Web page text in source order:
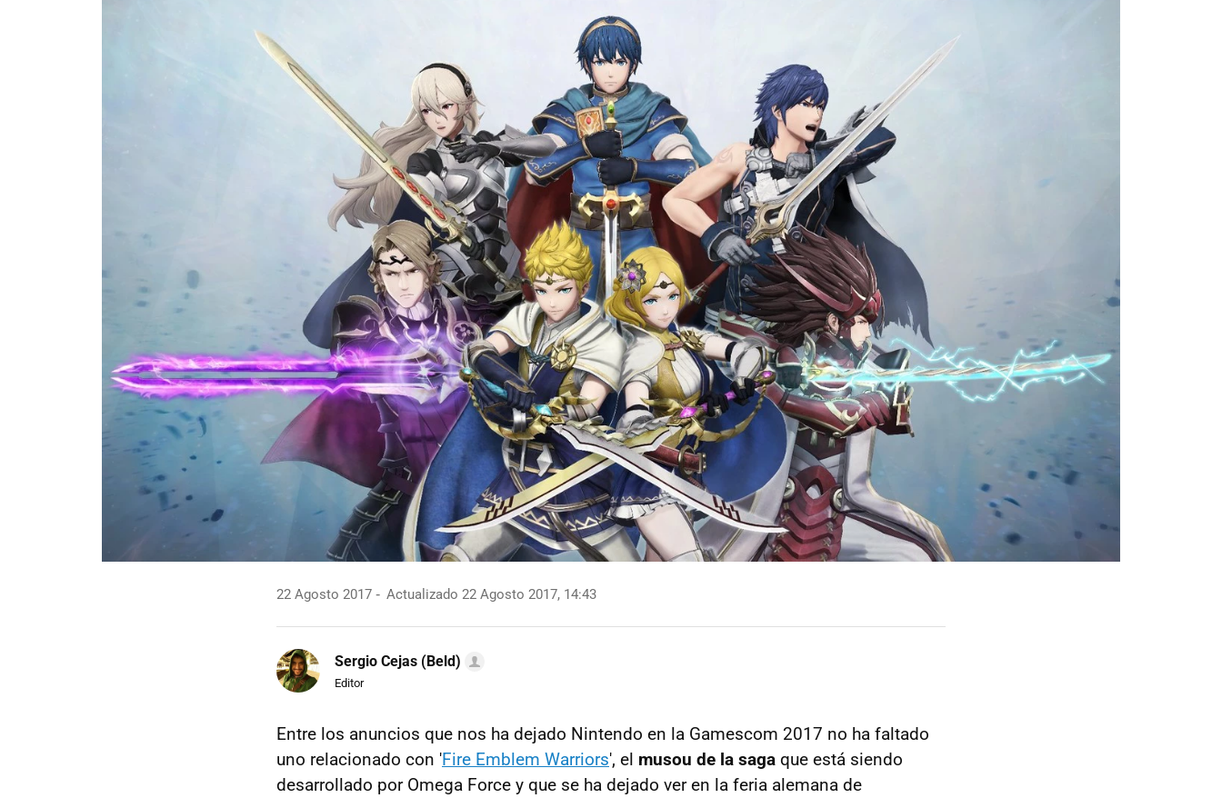
22 Agosto 2017 Actualizado 22 Agosto 2017, 14:43
Sergio Cejas (Beld)
Editor
Entre los anuncios que nos ha dejado Nintendo en la Gamescom 2017 no ha faltado
uno relacionado con 'Fire Emblem Warriors', el musou de la saga que está siendo
desarrollado por Omega Force y que se ha dejado ver en la feria alemana de